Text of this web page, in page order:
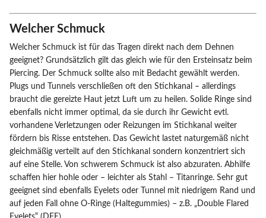
Welcher Schmuck
Welcher Schmuck ist für das Tragen direkt nach dem Dehnen
geeignet? Grundsätzlich gilt das gleich wie für den Ersteinsatz beim
Piercing. Der Schmuck sollte also mit Bedacht gewählt werden.
Plugs und Tunnels verschließen oft den Stichkanal – allerdings
braucht die gereizte Haut jetzt Luft um zu heilen. Solide Ringe sind
ebenfalls nicht immer optimal, da sie durch ihr Gewicht evtl.
vorhandene Verletzungen oder Reizungen im Stichkanal weiter
fördern bis Risse entstehen. Das Gewicht lastet naturgemäß nicht
gleichmäßig verteilt auf den Stichkanal sondern konzentriert sich
auf eine Stelle. Von schwerem Schmuck ist also abzuraten. Abhilfe
schaffen hier hohle oder – leichter als Stahl – Titanringe. Sehr gut
geeignet sind ebenfalls Eyelets oder Tunnel mit niedrigem Rand und
auf jeden Fall ohne O-Ringe (Haltegummies) – z.B. „Double Flared